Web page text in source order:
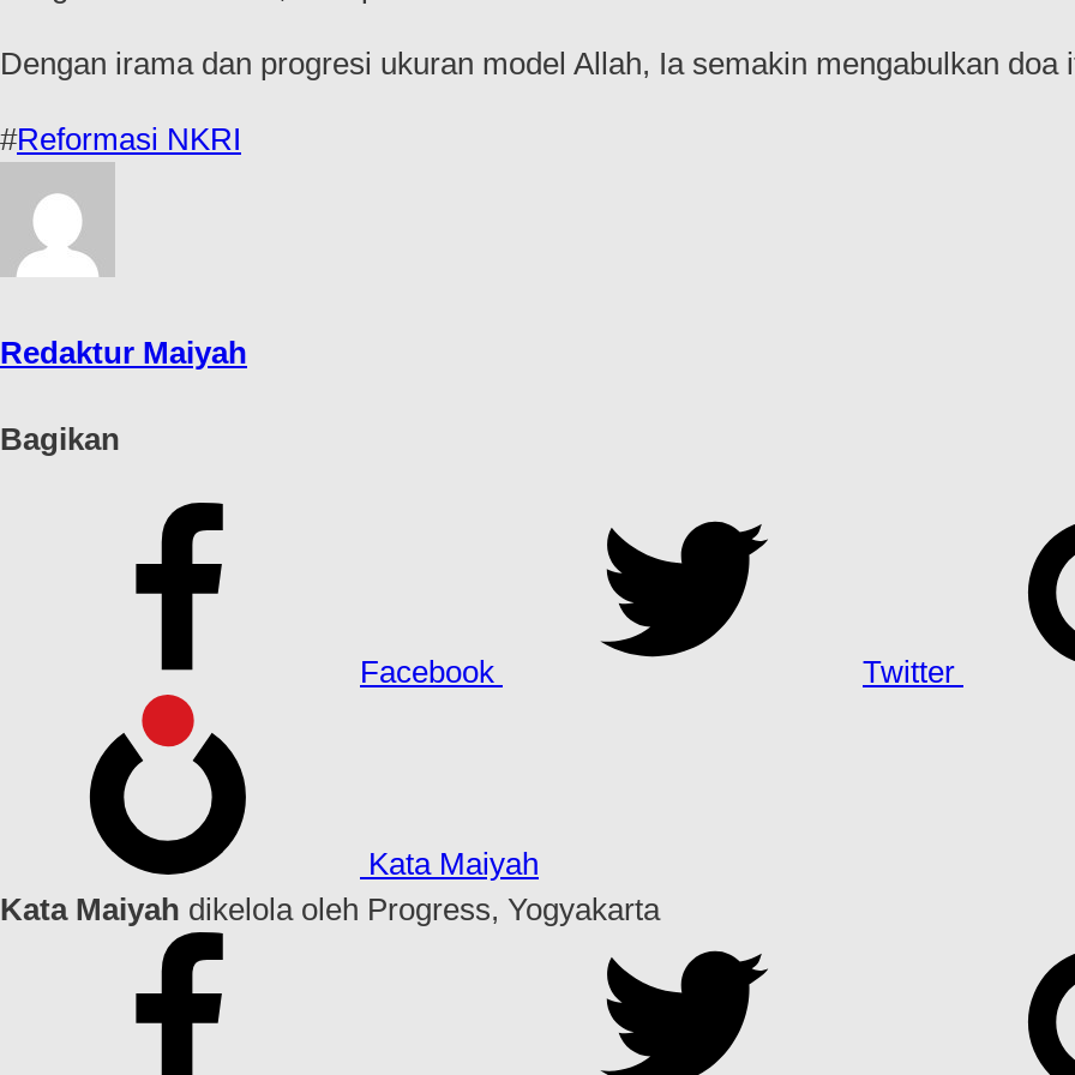
Dengan irama dan progresi ukuran model Allah, Ia semakin mengabulkan doa
#Reformasi NKRI
Redaktur Maiyah
Bagikan
Facebook Twitter
Kata Maiyah
Kata Maiyah dikelola oleh Progress, Yogyakarta